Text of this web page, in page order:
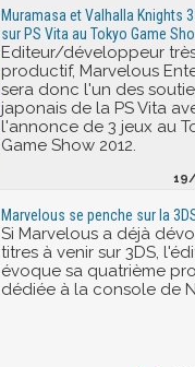
Muramasa et Valhalla Knights
sur PS Vita au Tokyo Game
Editeur/développeur
productif, Marvelous
sera donc l'un des
japonais de la PS Vita
l'annonce de 3 jeux au
Game Show 2012.
19/
Marvelous se penche sur la
Si Marvelous a déjà
titres à venir sur 3DS,
évoque sa quatrième
dédiée à la console de